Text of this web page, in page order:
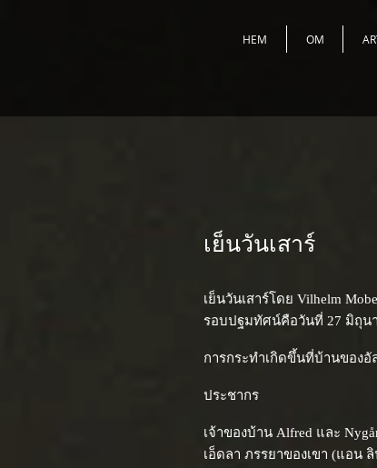
HEM OM
เย็นวันเสาร์
เย็นวันเสาร์โดย Vilhelm
รอบปฐมทัศน์คือวันที่ 27 มิถุน
การกระทำเกิดขึ้นที่บ้านของอั
ประชากร
เจ้าของบ้าน Alfred และ
เอ็ดลา ภรรยาของเขา (แอน